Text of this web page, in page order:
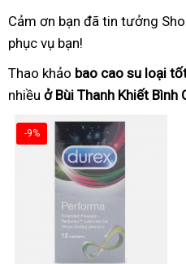
Cảm ơn bạn đã tin tưởng
phục vụ bạn!
Thao khảo bao cao su loại
nhiều ở Bùi Thanh Khiết Bình
-9%